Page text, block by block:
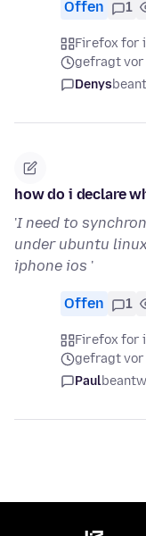
Offen 1
Firefox for
gefragt vor
Denys
how do i declare
'I need to
under ubuntu
iphone ios '
Offen 1
Firefox for
gefragt vor
Paul